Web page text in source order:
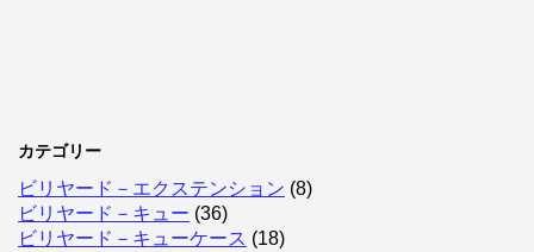
カテゴリー
ビリヤード－エクステンション (8)
ビリヤード－キュー (36)
ビリヤード－キューケース (18)